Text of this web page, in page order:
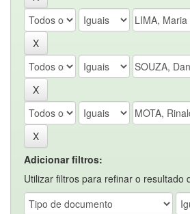
Adicionar filtros:
Utilizar filtros para refinar o resultado